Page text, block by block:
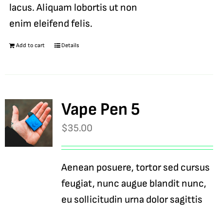
lacus. Aliquam lobortis ut non
enim eleifend felis.
Add to cart Details
Vape Pen 5
$35.00
Aenean posuere, tortor sed cursus
feugiat, nunc augue blandit nunc,
eu sollicitudin urna dolor sagittis